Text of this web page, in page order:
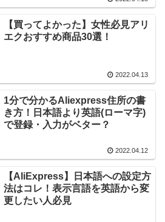
【買ってよかった】女性必見アリ
エクおすすめ商品30選！
2022.04.13
1分で分かるAliexpress住所の書
き方！日本語より英語(ローマ字)
で登録・入力がベター？
2022.04.12
【AliExpress】日本語への設定方
法はコレ！表示言語を英語から変
更したい人必見